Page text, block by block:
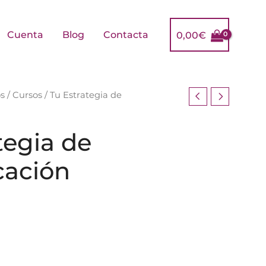
Cuenta Blog Contacta 0,00€
/ Cursos/ Tu Estrategia de
de